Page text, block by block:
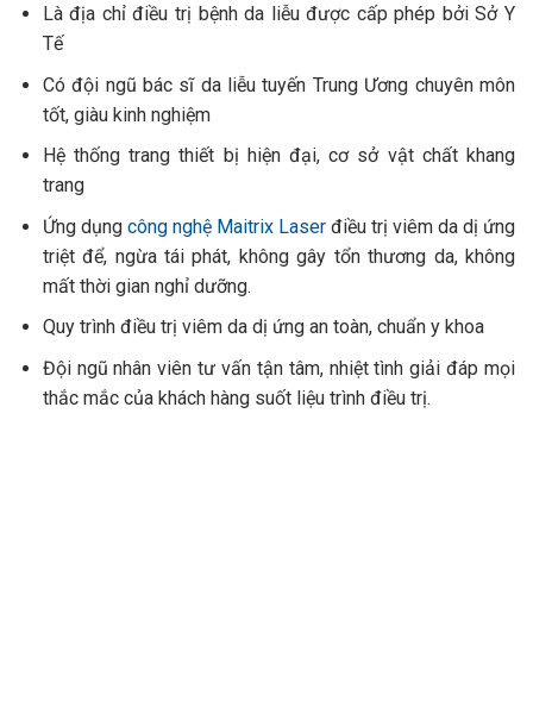
Là địa chỉ điều trị bệnh da liễu được cấp phép bởi Sở Y
Tế
Có đội ngũ bác sĩ da liễu tuyến Trung Ương chuyên môn
tốt, giàu kinh nghiệm
Hệ thống trang thiết bị hiện đại, cơ sở vật chất khang
trang
Ứng dụng công nghệ Maitrix Laserđiều trị viêm da dị ứng
triệt để, ngừa tái phát, không gây tổn thương da, không
mất thời gian nghỉ dưỡng.
Quy trình điều trị viêm da dị ứng an toàn, chuẩn y khoa
Đội ngũ nhân viên tư vấn tận tâm, nhiệt tình giải đáp mọi
thắc mắc của khách hàng suốt liệu trình điều trị.